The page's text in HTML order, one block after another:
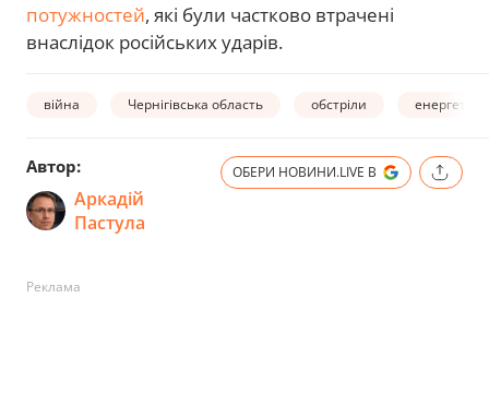
потужностей, які були частково втрачені
внаслідок російських ударів.
війна Чернігівська область обстріли енергетика
Автор:
Аркадій
Пастула
ОБЕРИ НОВИНИ.LIVE В
Реклама